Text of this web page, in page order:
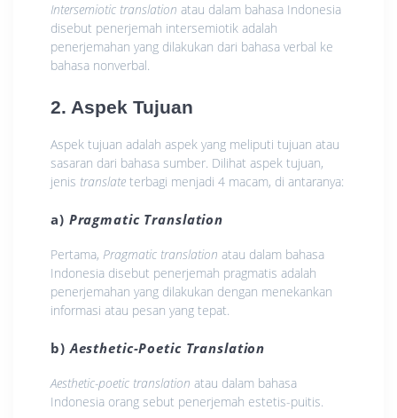
Intersemiotic translation atau dalam bahasa Indonesia
disebut penerjemah intersemiotik adalah
penerjemahan yang dilakukan dari bahasa verbal ke
bahasa nonverbal.
2. Aspek Tujuan
Aspek tujuan adalah aspek yang meliputi tujuan atau
sasaran dari bahasa sumber. Dilihat aspek tujuan,
jenis translate terbagi menjadi 4 macam, di antaranya:
a) Pragmatic Translation
Pertama, Pragmatic translation atau dalam bahasa
Indonesia disebut penerjemah pragmatis adalah
penerjemahan yang dilakukan dengan menekankan
informasi atau pesan yang tepat.
b)Aesthetic-Poetic Translation
Aesthetic-poetic translation atau dalam bahasa
Indonesia orang sebut penerjemah estetis-puitis.